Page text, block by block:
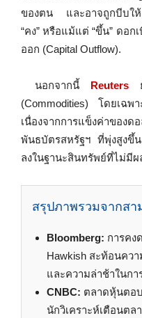
ของตน และอาจถูกบีบให้
“คง” หรือแม้แต่ “ขึ้น” ดอก
ออก (Capital Outflow).
นอกจากนี้ Reuters
(Commodities) โดยเฉพ
เนื่องจากการแข็งค่าของ
พันธบัตรสหรัฐฯ ที่พุ่งสูงขึ้
ลงในฐานะสินทรัพย์ที่ไม่มีผ
สรุปภาพรวมจากสา
Bloomberg: การคง
Hawkish สะท้อนคว
และความล่าช้าในกา
CNBC: ตลาดหุ้นตอ
นักวิเคราะห์เตือนตล